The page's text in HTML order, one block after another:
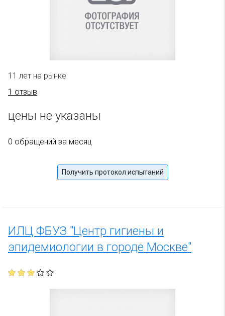
11 лет на рынке
1 отзыв
цены не указаны
0 обращений за месяц
Получить протокол испытаний
ИЛЦ ФБУЗ "Центр гигиены и
эпидемиологии в городе Москве"